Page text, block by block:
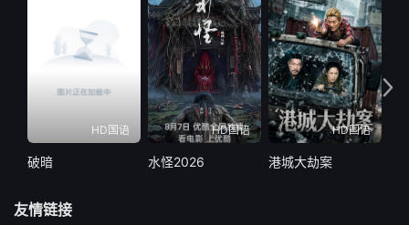
HD国语
破暗
HD国语
水怪2026
HD国语
港城大劫案
友情链接